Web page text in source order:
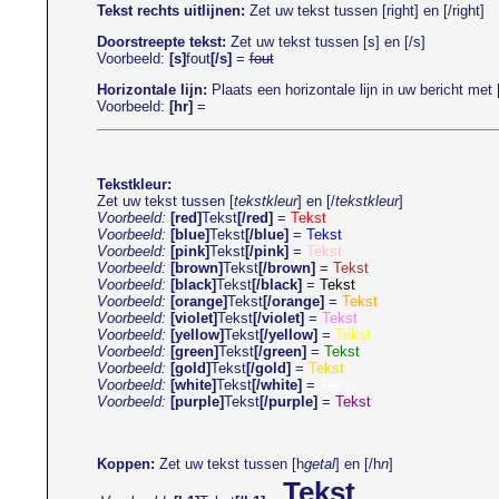
Tekst rechts uitlijnen: Zet uw tekst tussen [right] en [/right]
Doorstreepte tekst: Zet uw tekst tussen [s] en [/s]
Voorbeeld: [s]fout[/s] =fout
Horizontale lijn: Plaats een horizontale lijn in uw bericht met
Voorbeeld: [hr] =
Tekstkleur:
Zet uw tekst tussen [tekstkleur] en [/tekstkleur]
Voorbeeld: [red]Tekst[/red] = Tekst
Voorbeeld: [blue]Tekst[/blue] = Tekst
Voorbeeld: [pink]Tekst[/pink] = Tekst
Voorbeeld: [brown]Tekst[/brown] = Tekst
Voorbeeld: [black]Tekst[/black] = Tekst
Voorbeeld: [orange]Tekst[/orange] = Tekst
Voorbeeld: [violet]Tekst[/violet] = Tekst
Voorbeeld: [yellow]Tekst[/yellow] = Tekst
Voorbeeld: [green]Tekst[/green] = Tekst
Voorbeeld: [gold]Tekst[/gold] = Tekst
Voorbeeld: [white]Tekst[/white] =
Voorbeeld: [purple]Tekst[/purple] = Tekst
Koppen: Zet uw tekst tussen [hgetal] en [/hn]
Tekst